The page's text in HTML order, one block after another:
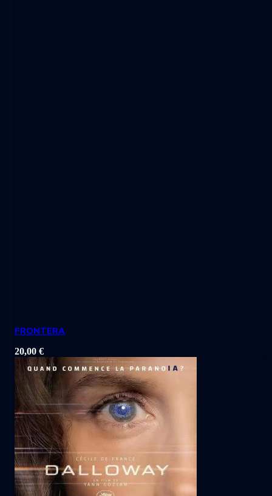
FRONTERA
20,00 €